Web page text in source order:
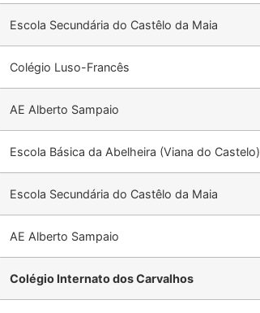
Escola Secundária do Castêlo da Maia
Colégio Luso-Francês
AE Alberto Sampaio
Escola Básica da Abelheira (Viana do Castelo)
Escola Secundária do Castêlo da Maia
AE Alberto Sampaio
Colégio Internato dos Carvalhos